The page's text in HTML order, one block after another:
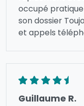
occupé
son dossier
et appels
Guillaume R.